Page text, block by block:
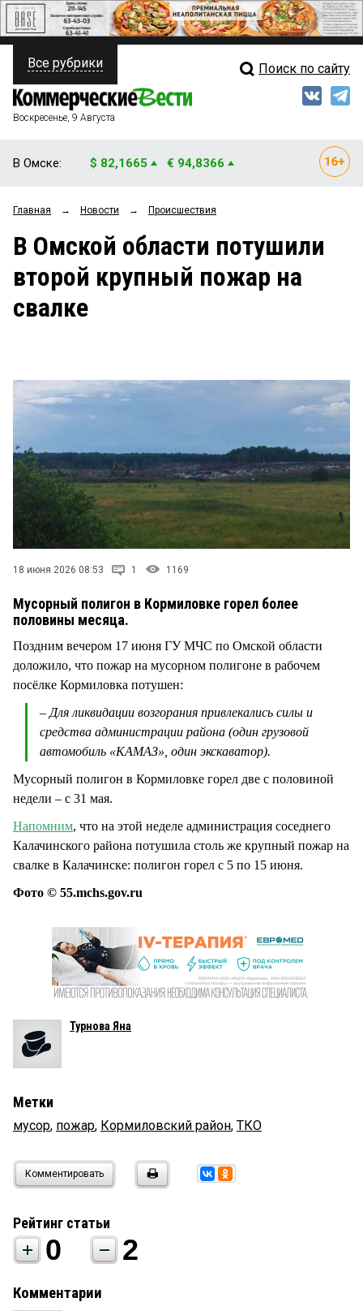
ПОЛИТИКА
ФИНАНСЫ
ОБЩЕСТВО
ЗАКОН
НОВОСТИ КОМПАНИЙ
Свежий выпуск
Мнения
Рейтинги
Блоги
Все рубрики Поиск по сайту
Воскресенье, 9 Августа
В Омске: $ 82,1665 € 94,8366
Главная → Новости → Происшествия
В Омской области потушили
второй крупный пожар на
свалке
18 июня 2026 08:53 1 1169
Мусорный полигон в Кормиловке горел более
половины месяца.
Поздним вечером 17 июня ГУ МЧС по Омской области
доложило, что пожар на мусорном полигоне в рабочем
посёлке Кормиловка потушен:
– Для ликвидации возгорания привлекались силы и
средства администрации района (один грузовой
автомобиль «КАМАЗ», один экскаватор).
Мусорный полигон в Кормиловке горел две с половиной
недели – с 31 мая.
Напомним, что на этой неделе администрация соседнего
Калачинского района потушила столь же крупный пожар на
свалке в Калачинске: полигон горел с 5 по 15 июня.
Фото © 55.mchs.gov.ru
Турнова Яна
Метки
мусор, пожар, Кормиловский район, ТКО
Комментировать
Рейтинг статьи
0 2
Комментарии